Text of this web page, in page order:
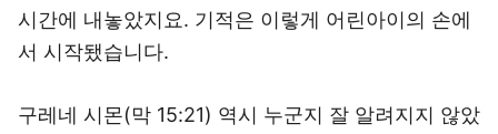
시간에 내놓았지요. 기적은 이렇게 어린아이의 손에
서 시작됐습니다.
구레네 시몬(막 15:21) 역시 누군지 잘 알려지지 않았